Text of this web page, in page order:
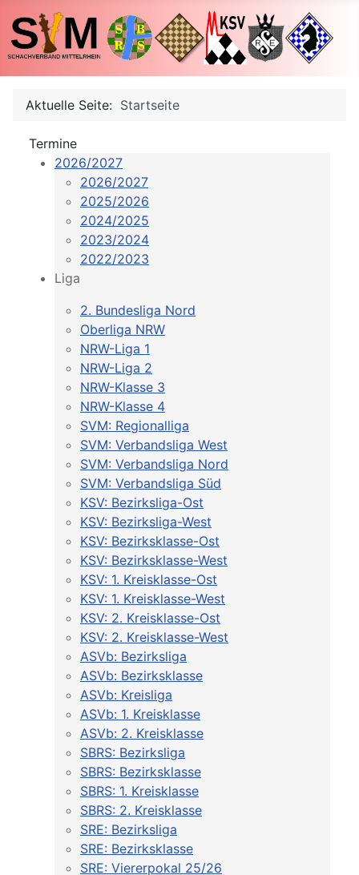
Aktuelle Seite: Startseite
Termine
2026/2027
2026/2027
2025/2026
2024/2025
2023/2024
2022/2023
Liga
2. Bundesliga Nord
Oberliga NRW
NRW-Liga 1
NRW-Liga 2
NRW-Klasse 3
NRW-Klasse 4
SVM: Regionalliga
SVM: Verbandsliga West
SVM: Verbandsliga Nord
SVM: Verbandsliga Süd
KSV: Bezirksliga-Ost
KSV: Bezirksliga-West
KSV: Bezirksklasse-Ost
KSV: Bezirksklasse-West
KSV: 1. Kreisklasse-Ost
KSV: 1. Kreisklasse-West
KSV: 2. Kreisklasse-Ost
KSV: 2. Kreisklasse-West
ASVb: Bezirksliga
ASVb: Bezirksklasse
ASVb: Kreisliga
ASVb: 1. Kreisklasse
ASVb: 2. Kreisklasse
SBRS: Bezirksliga
SBRS: Bezirksklasse
SBRS: 1. Kreisklasse
SBRS: 2. Kreisklasse
SRE: Bezirksliga
SRE: Bezirksklasse
SRE: Viererpokal 25/26